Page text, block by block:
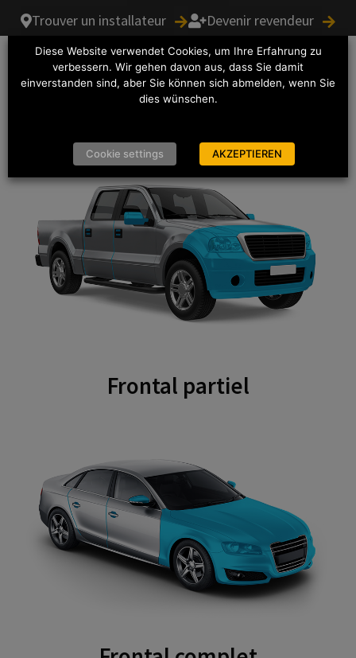
Trouver un installateur Devenir revendeur
Options de couverture
Frontal partiel
Diese Website verwendet Cookies, um Ihre Erfahrung zu
verbessern. Wir gehen davon aus, dass Sie damit
einverstanden sind, aber Sie können sich abmelden, wenn Sie
dies wünschen.
Cookie settings AKZEPTIEREN